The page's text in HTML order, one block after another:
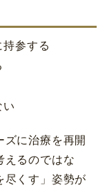
参する
い
ズに治療を再開
えるのではな
尽くす」姿勢が